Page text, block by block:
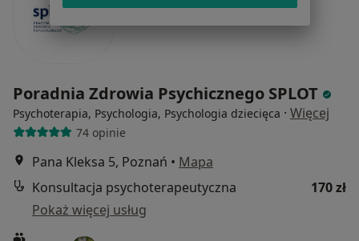
Poradnia Zdrowia Psychicznego SPLOT
Psychoterapia, Psychologia, Psychologia dziecięca · Więcej
74 opinie
Pana Kleksa 5, Poznań • Mapa
Konsultacja psychoterapeutyczna
170 zł
Pokaż więcej usług